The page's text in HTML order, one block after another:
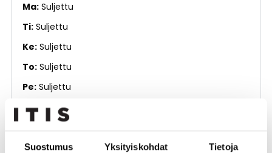
Suostumus Yksityiskohdat Tietoja
Ma Suljettu
Ti Suljettu
Ke Suljettu
To Suljettu
Pe Suljettu
La Suljettu